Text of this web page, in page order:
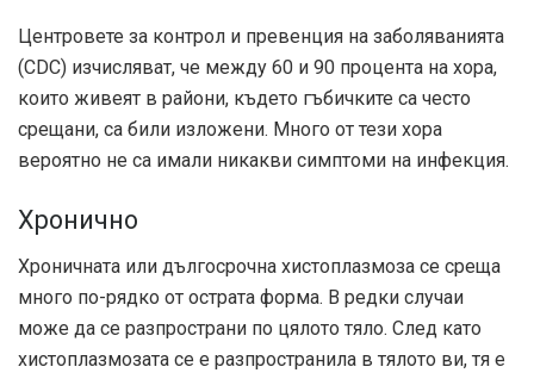
Центровете за контрол и превенция на заболяванията
(CDC) изчисляват, че между 60 и 90 процента на хора,
които живеят в райони, където гъбичките са често
срещани, са били изложени. Много от тези хора
вероятно не са имали никакви симптоми на инфекция.
Хронично
Хроничната или дългосрочна хистоплазмоза се среща
много по-рядко от острата форма. В редки случаи
може да се разпространи по цялото тяло. След като
хистоплазмозата се е разпространила в тялото ви, тя е